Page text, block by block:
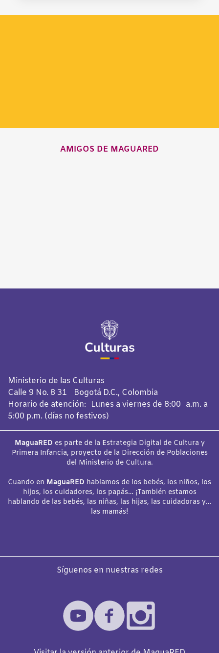
AMIGOS DE MAGUARED
Ministerio de las Culturas
Calle 9 No. 8 31 Bogotá D.C., Colombia
Horario de atención: Lunes a viernes de 8:00 a.m. a
5:00 p.m. (días no festivos)
MaguaRED es parte de la Estrategia Digital de Cultura y
Primera Infancia, proyecto de la Dirección de Poblaciones
del Ministerio de Cultura.
Cuando en MaguaRED hablamos de los bebés, los niños, los
hijos, los cuidadores, los papás… ¡También estamos
hablando de las bebés, las niñas, las hijas, las cuidadoras y…
las mamás!
Síguenos en nuestras redes